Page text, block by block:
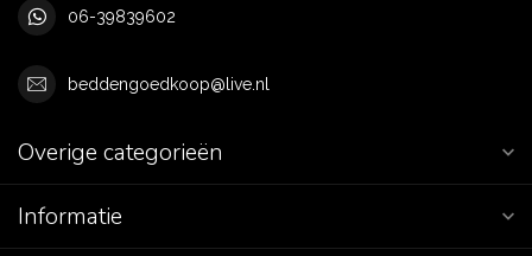
06-39839602
beddengoedkoop@live.nl
Overige categorieën
Informatie